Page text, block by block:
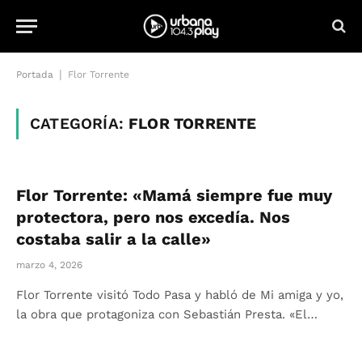
Portada Flor Torrente
CATEGORÍA: FLOR TORRENTE
Flor Torrente: «Mamá siempre fue muy
protectora, pero nos excedía. Nos
costaba salir a la calle»
marzo 4, 2026
Flor Torrente visitó Todo Pasa y habló de Mi amiga y yo,
la obra que protagoniza con Sebastián Presta. «El…